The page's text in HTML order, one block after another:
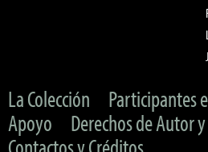
La Colección
Participantes
Apoyo
Derechos de Autor